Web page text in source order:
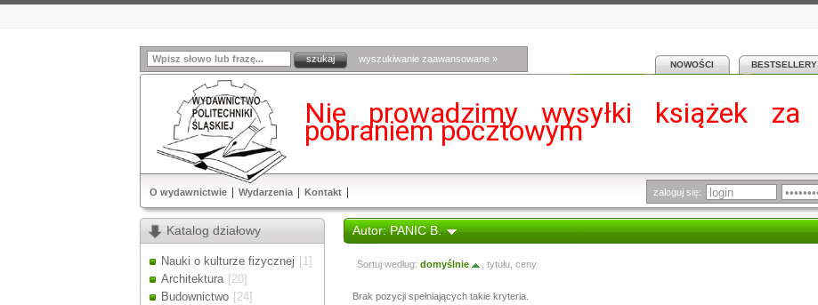
wyszukiwanie zaawansowane »
NOWOŚCI BESTSELLERY
Nie prowadzimy wysyłki książek za
pobraniem pocztowym
O wydawnictwie Wydarzenia Kontakt zaloguj się:
Katalog działowy
Nauki o kulturze fizycznej [1]
Architektura [20]
Budownictwo [24]
Autor: PANIC B.
Sortuj według: domyślnie tytułu, ceny
Brak pozycji spełniających takie kryteria.